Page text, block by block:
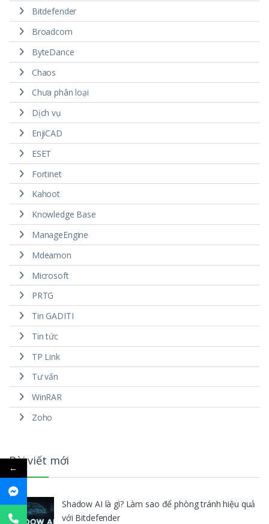
Bitdefender
Broadcom
ByteDance
Chaos
Chưa phân loại
Dịch vụ
EnjiCAD
ESET
Fortinet
Kahoot
Knowledge Base
ManageEngine
Mdeamon
Microsoft
PRTG
Tin GADITI
Tin tức
TP Link
Tư vấn
WinRAR
Zoho
Bài viết mới
Shadow AI là gì? Làm sao để phòng tránh hiệu quả
với Bitdefender
←